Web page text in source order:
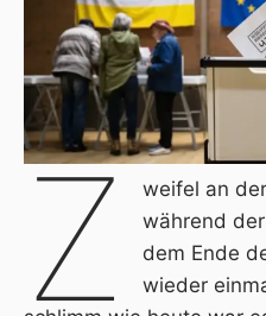
Z
weifel an
während
dem Ende
wieder